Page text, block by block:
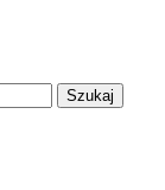
Szukaj